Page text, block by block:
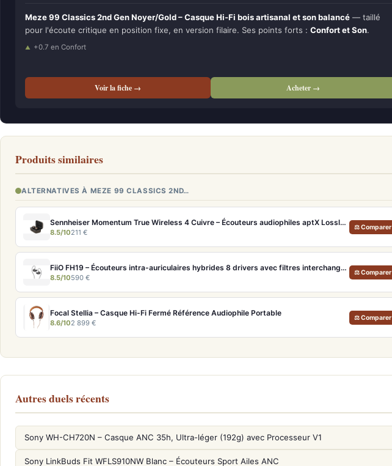
Meze 99 Classics 2nd Gen Noyer/Gold – Casque Hi-Fi bois artisanal et son balancé — taillé
pour l'écoute critique en position fixe, en version filaire. Ses points forts : Confort et Son.
+0.7 en Confort
Voir la fiche → Acheter →
Produits similaires
ALTERNATIVES À MEZE 99 CLASSICS 2ND…
Sennheiser Momentum True Wireless 4 Cuivre – Écouteurs audiophiles aptX Lossless et ANC adaptatif
8.5/10211 €
⚖ Comparer
FiiO FH19 – Écouteurs intra-auriculaires hybrides 8 drivers avec filtres interchangeables
8.5/10590 €
⚖ Comparer
Focal Stellia – Casque Hi-Fi Fermé Référence Audiophile Portable
8.6/102 899 €
⚖ Comparer
Autres duels récents
Sony WH-CH720N – Casque ANC 35h, Ultra-léger (192g) avec Processeur V1
Sony LinkBuds Fit WFLS910NW Blanc – Écouteurs Sport Ailes ANC